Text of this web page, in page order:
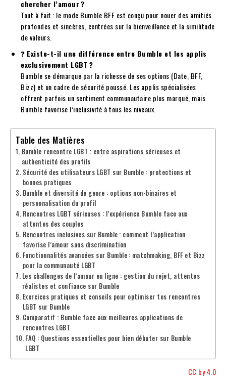
chercher l’amour ?
Tout à fait : le mode Bumble BFF est conçu pour nouer des amitiés
profondes et sincères, centrées sur la bienveillance et la similitude
de valeurs.
❓ Existe-t-il une différence entre Bumble et les applis
exclusivement LGBT ?
Bumble se démarque par la richesse de ses options (Date, BFF,
Bizz) et un cadre de sécurité poussé. Les applis spécialisées
offrent parfois un sentiment communautaire plus marqué, mais
Bumble favorise l’inclusivité à tous les niveaux.
Table des Matières
Bumble rencontre LGBT : entre aspirations sérieuses et
authenticité des profils
Sécurité des utilisateurs LGBT sur Bumble : protections et
bonnes pratiques
Bumble et diversité de genre : options non-binaires et
personnalisation du profil
Rencontres LGBT sérieuses : l’expérience Bumble face aux
attentes des couples
Rencontres inclusives sur Bumble : comment l’application
favorise l’amour sans discrimination
Fonctionnalités avancées sur Bumble : matchmaking, BFF et Bizz
pour la communauté LGBT
Les challenges de l’amour en ligne : gestion du rejet, attentes
réalistes et confiance sur Bumble
Exercices pratiques et conseils pour optimiser tes rencontres
LGBT sur Bumble
Comparatif : Bumble face aux meilleures applications de
rencontres LGBT
FAQ : Questions essentielles pour bien débuter sur Bumble
LGBT
CC by 4.0